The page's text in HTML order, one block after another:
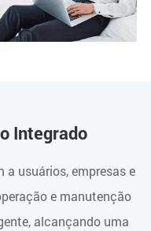
Integrado
a usuários, empresas e
e manutenção
alcançando uma